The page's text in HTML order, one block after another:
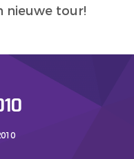
nieuwe tour!